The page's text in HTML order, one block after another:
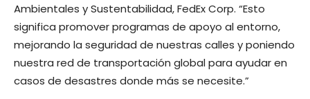
Ambientales y Sustentabilidad, FedEx Corp. “Esto
significa promover programas de apoyo al entorno,
mejorando la seguridad de nuestras calles y poniendo
nuestra red de transportación global para ayudar en
casos de desastres donde más se necesite.”